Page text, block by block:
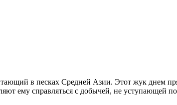
в песках Средней Азии. Этот жук днем
ему справляться с добычей, не уступающей